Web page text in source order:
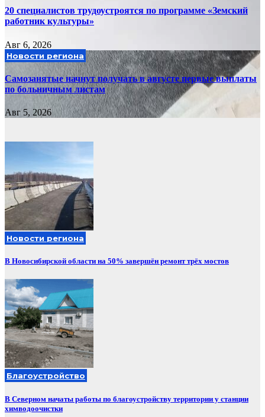
20 специалистов трудоустроятся по программе «Земский
работник культуры»
Авг 6, 2026
Новости региона
Самозанятые начнут получать в августе первые выплаты
по больничным листам
Авг 5, 2026
Новости региона
В Новосибирской области на 50% завершён ремонт трёх мостов
Благоустройство
В Северном начаты работы по благоустройству территории у станции
химводоочистки